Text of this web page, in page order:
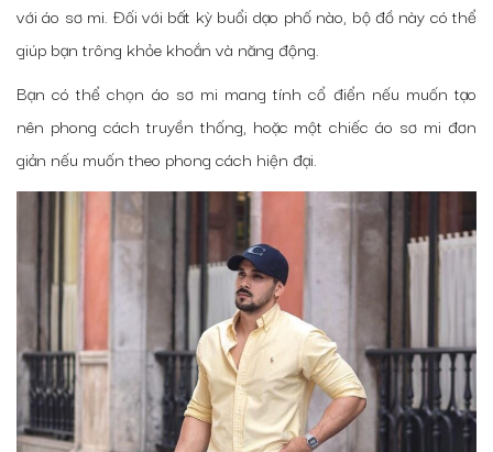
với áo sơ mi. Đối với bất kỳ buổi dạo phố nào, bộ đồ này có thể
giúp bạn trông khỏe khoắn và năng động.
Bạn có thể chọn áo sơ mi mang tính cổ điển nếu muốn tạo
nên phong cách truyền thống, hoặc một chiếc áo sơ mi đơn
giản nếu muốn theo phong cách hiện đại.